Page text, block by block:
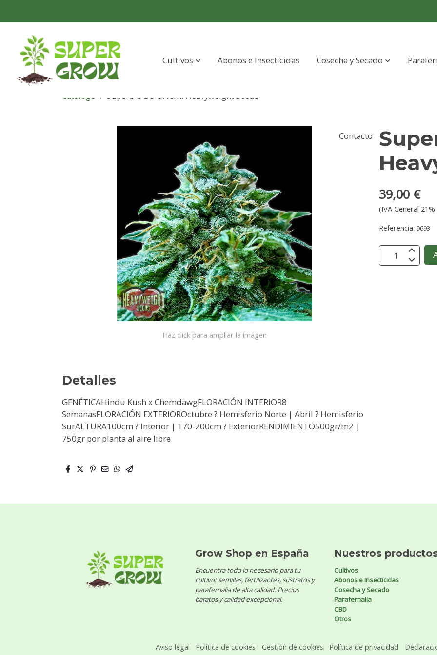
Cultivos Abonos e Insecticidas Cosecha y Secado
Contacto
Catálogo Superb OG 5 u. fem. Heavyweight Seeds
Haz click para ampliar la imagen
Detalles
GENÉTICAHindu Kush x ChemdawgFLORACIÓN INTERIOR8
SemanasFLORACIÓN EXTERIOROctubre ? Hemisferio Norte | Abril ? Hemisferio
SurALTURA100cm ? Interior | 170-200cm ? ExteriorRENDIMIENTO500gr/m2 |
750gr por planta al aire libre
39,00 €
(IVA General
Referencia: 9693
Grow Shop en España
Encuentra todo lo necesario para tu
cultivo: semillas, fertilizantes, sustratos y
parafernalia de alta calidad. Precios
baratos y calidad excepcional.
Nuestros
Cultivos
Abonos e Insecticidas
Cosecha y Secado
Parafernalia
CBD
Otros
Aviso legal Política de cookies Gestión de cookies Política de privacidad